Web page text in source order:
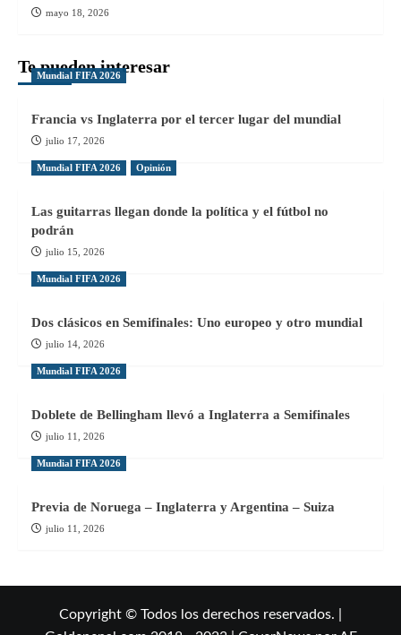
mayo 18, 2026
Te pueden interesar
Mundial FIFA 2026
Francia vs Inglaterra por el tercer lugar del mundial
julio 17, 2026
Mundial FIFA 2026 Opinión
Las guitarras llegan donde la política y el fútbol no
podrán
julio 15, 2026
Mundial FIFA 2026
Dos clásicos en Semifinales: Uno europeo y otro mundial
julio 14, 2026
Mundial FIFA 2026
Doblete de Bellingham llevó a Inglaterra a Semifinales
julio 11, 2026
Mundial FIFA 2026
Previa de Noruega – Inglaterra y Argentina – Suiza
julio 11, 2026
Copyright © Todos los derechos reservados. |